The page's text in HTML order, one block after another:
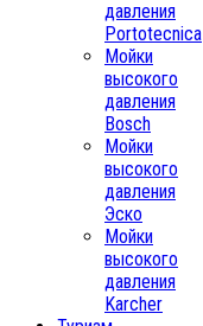
давления
Portotecnica
Мойки
высокого
давления
Bosch
Мойки
высокого
давления
Эско
Мойки
высокого
давления
Karcher